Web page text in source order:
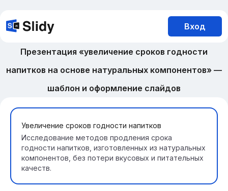
Вход
Презентация «увеличение сроков годности
напитков на основе натуральных компонентов» —
шаблон и оформление слайдов
Увеличение сроков годности напитков
Исследование методов продления срока
годности напитков, изготовленных из натуральных
компонентов, без потери вкусовых и питательных
качеств.